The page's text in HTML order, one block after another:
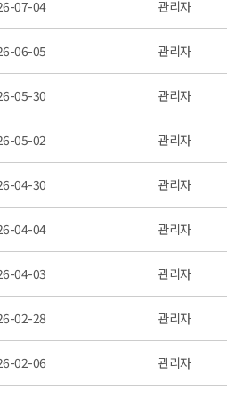
07-04 관리자
06-05 관리자
05-30 관리자
05-02 관리자
04-30 관리자
04-04 관리자
04-03 관리자
02-28 관리자
02-06 관리자